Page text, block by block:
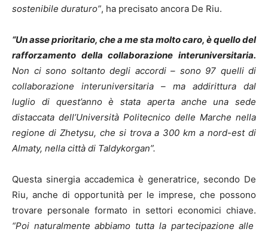
sostenibile duraturo”, ha precisato ancora De Riu.
“Un asse prioritario, che a me sta molto caro, è quello del
rafforzamento della collaborazione interuniversitaria.
Non ci sono soltanto degli accordi – sono 97 quelli di
collaborazione interuniversitaria – ma addirittura dal
luglio di quest’anno è stata aperta anche una sede
distaccata dell’Università Politecnico delle Marche nella
regione di Zhetysu, che si trova a 300 km a nord-est di
Almaty, nella città di Taldykorgan”.
Questa sinergia accademica è generatrice, secondo De
Riu, anche di opportunità per le imprese, che possono
trovare personale formato in settori economici chiave.
“Poi naturalmente abbiamo tutta la partecipazione alle